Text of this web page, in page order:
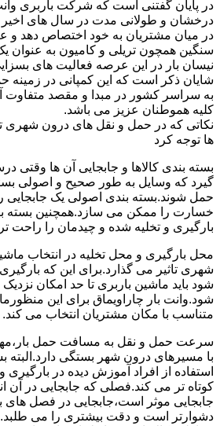
در پایان گفتنی است که شرکت باربری
درخشان و طولانی مدت در سال های اخیر
در میان مشتریان به خود اختصاص دهد و
سنگین همچون تریلی و کامیون به عنوان
نیسان بار در این عرصه فعالیت های
شایان ذکر است که این کمپانی در زمینه
به سراسر کشور در مبدا و مقصد متفاوت
کلیه هموطنان عزیز می باشد.
نکاتی که در حمل و نقل های درون شهری
ها توجه کرد
بسته بندی کالاها و جابجایی آن ها
گیرد که وسایل به طور صحیح و اصولی
حمل شوند.بسته بندی اصولی یک جابجایی
خسارت را ممکن می سازد.همچنین بسته
بارگیری و تخلیه شده و چیدمان را راحت
محل بارگیری و محل تخلیه در انتخاب
شهری تاثیر می گذارد.برای این که
شود باید ماشین باربری تا حد امکان
شود.وانت بار چاراویماق برای این
متناسب با مکان مشتریان انتخاب می کند.
سرعت حمل و نقل به مسافت حمل
با مسیرهای درون شهر بستگی دارد.البته
استفاده از افراد آموزش دیده در بارگیری
کوتاه تر می کند.فصلی که جابجایی در آن
جابجایی موثر است،جابجایی در فصل های
دشوارتر است و دقت بیشتری را می